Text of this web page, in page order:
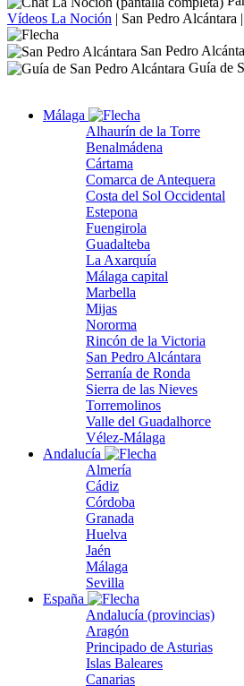
Vídeos La Noción | San Pedro Alcántara |
San Pedro
Guía de
Málaga
Alhaurín de la Torre
Benalmádena
Cártama
Comarca de Antequera
Costa del Sol Occidental
Estepona
Fuengirola
Guadalteba
La Axarquía
Málaga capital
Marbella
Mijas
Nororma
Rincón de la Victoria
San Pedro Alcántara
Serranía de Ronda
Sierra de las Nieves
Torremolinos
Valle del Guadalhorce
Vélez-Málaga
Andalucía
Almería
Cádiz
Córdoba
Granada
Huelva
Jaén
Málaga
Sevilla
España
Andalucía (provincias)
Aragón
Principado de Asturias
Islas Baleares
Canarias